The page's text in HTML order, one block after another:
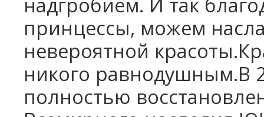
принцессы, можем
невероятной
никого равнодушным.В
полностью